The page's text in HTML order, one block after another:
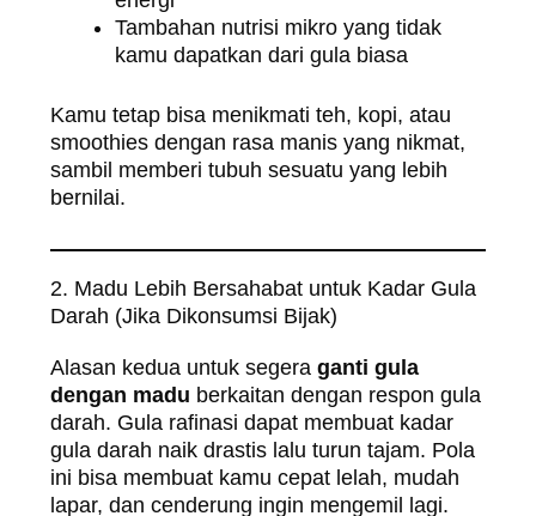
Tambahan nutrisi mikro yang tidak
kamu dapatkan dari gula biasa
Kamu tetap bisa menikmati teh, kopi, atau
smoothies dengan rasa manis yang nikmat,
sambil memberi tubuh sesuatu yang lebih
bernilai.
2. Madu Lebih Bersahabat untuk Kadar Gula
Darah (Jika Dikonsumsi Bijak)
Alasan kedua untuk segeraganti gula
dengan madu berkaitan dengan respon gula
darah. Gula rafinasi dapat membuat kadar
gula darah naik drastis lalu turun tajam. Pola
ini bisa membuat kamu cepat lelah, mudah
lapar, dan cenderung ingin mengemil lagi.